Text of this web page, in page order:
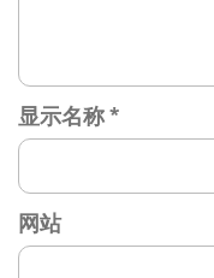
显示名称*
网站